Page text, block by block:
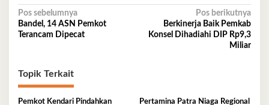
Navigasi
pos
Pos sebelumnya
Bandel, 14 ASN Pemkot
Terancam Dipecat
Pos berikutnya
Berkinerja Baik Pemkab
Konsel Dihadiahi DIP Rp9,3
Miliar
Topik Terkait
Pemkot Kendari Pindahkan
Pertamina Patra Niaga Regional